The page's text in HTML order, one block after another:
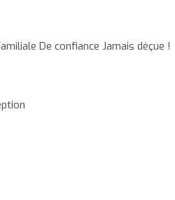
De confiance Jamais déçue !